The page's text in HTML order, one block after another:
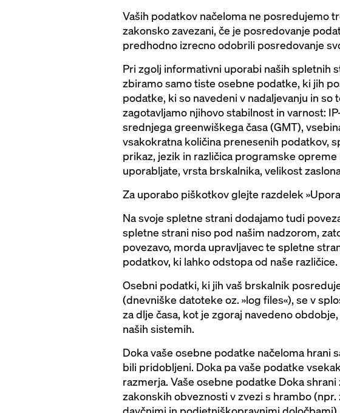
Vaših podatkov načeloma ne posredujemo
zakonsko zavezani, če je posredovanje
predhodno izrecno odobrili posredovanje
Pri zgolj informativni uporabi naših spletnih
zbiramo samo tiste osebne podatke, ki jih
podatke, ki so navedeni v nadaljevanju in
zagotavljamo njihovo stabilnost in varnost:
srednjega greenwiškega časa (GMT),
vsakokratna količina prenesenih podatkov,
prikaz, jezik in različica programske
uporabljate, vrsta brskalnika, velikost
Za uporabo piškotkov glejte razdelek
Na svoje spletne strani dodajamo tudi
spletne strani niso pod našim nadzorom,
povezavo, morda upravljavec te spletne
podatkov, ki lahko odstopa od naše različice.
Osebni podatki, ki jih vaš brskalnik
(dnevniške datoteke oz. »log files«), se v
za dlje časa, kot je zgoraj navedeno
naših sistemih.
Doka vaše osebne podatke načeloma hrani
bili pridobljeni. Doka pa vaše podatke
razmerja. Vaše osebne podatke Doka
zakonskih obveznosti v zvezi s hrambo